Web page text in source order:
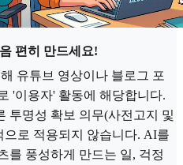
편히 만드세요!
유튜브 영상이나 블로그 포
'이용자' 활동에 해당합니다.
투명성 확보 의무(사전고지 및
로 적용되지 않습니다. AI를
를 풍성하게 만드는 일, 걱정